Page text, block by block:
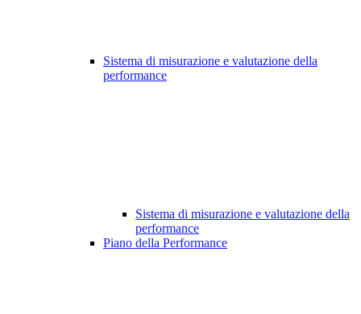
Sistema di misurazione e valutazione della
performance
Sistema di misurazione e valutazione della
performance
Piano della Performance